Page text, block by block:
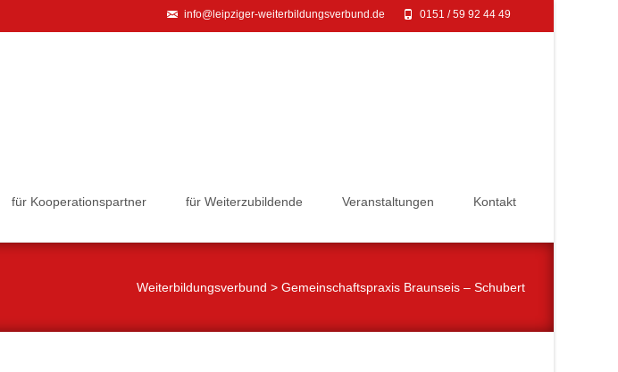
0151 / 59 92 44 49‬
info@leipziger-weiterbildungsverbund.de
für Kooperationspartner für Weiterzubildende Veranstaltungen Kontakt
Weiterbildungsverbund > Gemeinschaftspraxis Braunseis – Schubert